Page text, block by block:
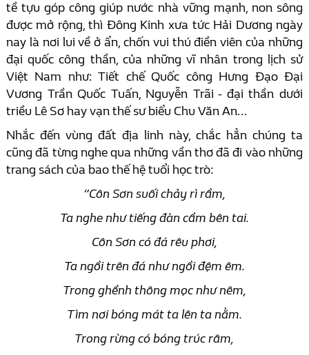
tề tựu góp công giúp nước nhà vững mạnh, non sông
được mở rộng, thì Đông Kinh xưa tức Hải Dương ngày
nay là nơi lui về ở ẩn, chốn vui thú điền viên của những
đại quốc công thần, của những vĩ nhân trong lịch sử
Việt Nam như: Tiết chế Quốc công Hưng Đạo Đại
Vương Trần Quốc Tuấn, Nguyễn Trãi - đại thần dưới
triều Lê Sơ hay vạn thế sư biểu Chu Văn An...
Nhắc đến vùng đất địa linh này, chắc hẳn chúng ta
cũng đã từng nghe qua những vần thơ đã đi vào những
trang sách của bao thế hệ tuổi học trò:
“Côn Sơn suối chảy rì rầm,
Ta nghe như tiếng đàn cầm bên tai.
Côn Sơn có đá rêu phơi,
Ta ngồi trên đá như ngồi đệm êm.
Trong ghềnh thông mọc như nêm,
Tìm nơi bóng mát ta lên ta nằm.
Trong rừng có bóng trúc râm,